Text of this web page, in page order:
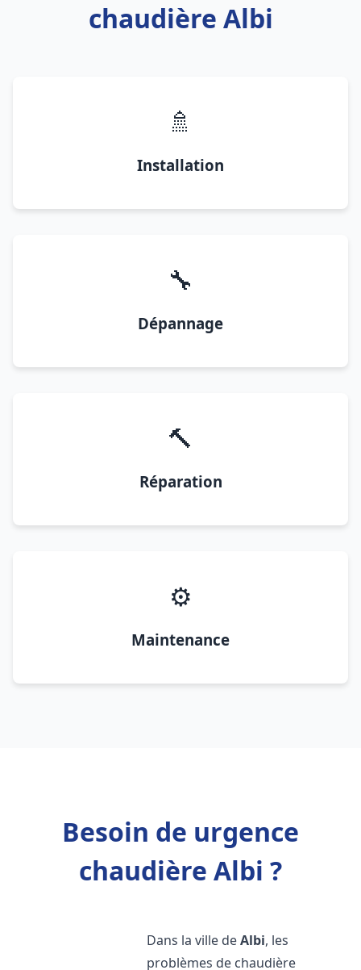
chaudière Albi
🚿
Installation
🔧
Dépannage
🔨
Réparation
⚙️
Maintenance
Besoin de urgence
chaudière Albi ?
Dans la ville deAlbi, les
problèmes de chaudière